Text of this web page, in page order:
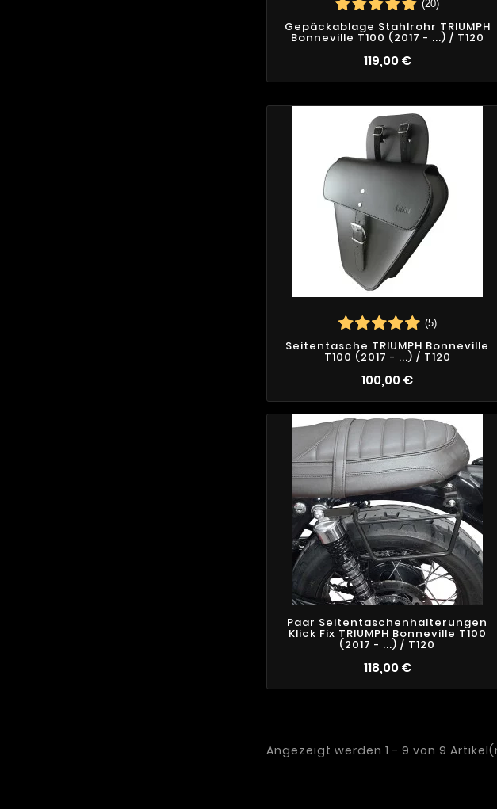
(20)
Gepäckablage Stahlrohr TRIUMPH
Bonneville T100 (2017 - ...) / T120
119,00 €
(5)
Seitentasche TRIUMPH Bonneville
T100 (2017 - ...) / T120
100,00 €
Paar Seitentaschenhalterungen
Klick Fix TRIUMPH Bonneville T100
(2017 - ...) / T120
118,00 €
Angezeigt werden 1 - 9 von 9